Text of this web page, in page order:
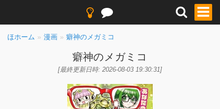
ほホーム 漫画 癖神のメガミコ
癖神のメガミコ
[最終更新日時: 2026-08-03 19:30:31]